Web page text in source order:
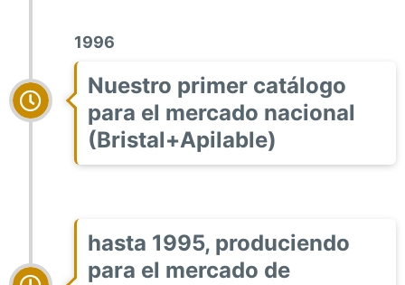
1996
Nuestro primer catálogo
para el mercado nacional
(Bristal+Apilable)
hasta 1995, produciendo
para el mercado de